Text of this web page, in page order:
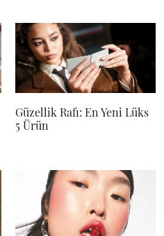
Güzellik Rafı: En Yeni Lüks
5 Ürün